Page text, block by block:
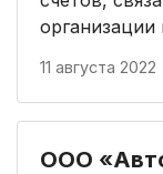
11 августа 2022
ООО